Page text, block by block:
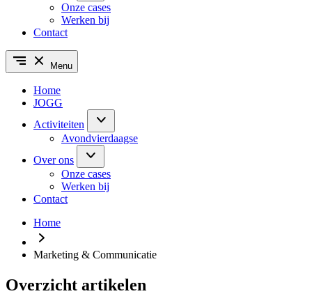
Onze cases
Werken bij
Contact
Menu
Home
JOGG
Activiteiten
Avondvierdaagse
Over ons
Onze cases
Werken bij
Contact
Home
Marketing & Communicatie
Overzicht artikelen